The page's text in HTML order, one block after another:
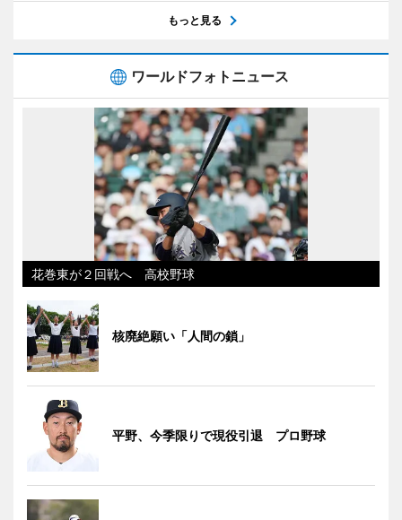
もっと見る
ワールドフォトニュース
花巻東が２回戦へ 高校野球
核廃絶願い「人間の鎖」
平野、今季限りで現役引退 プロ野球